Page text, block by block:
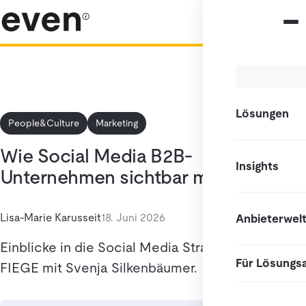
Lösungen
Insights
Anbieterwelt
Für
People&Culture Marketing
Wie Social Media B2B-
Unternehmen sichtbar macht
Lisa-Marie Karusseit18. Juni 2026
Einblicke in die Social Media Strategie von
FIEGE mit Svenja Silkenbäumer.